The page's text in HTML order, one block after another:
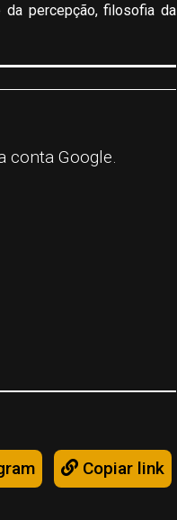
da percepção, filosofia da
conta Google.
Copiar link